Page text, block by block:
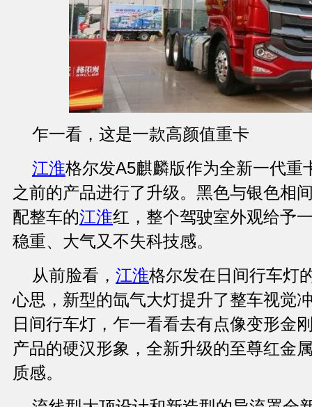
乍一看，这是一款高颜值重卡
江淮格尔发A5麒麟版作为全新一代重
之前的产品进行了升级。黑色与银色相
配整车的江淮红，整个驾驶室外观给予
稳重、大气又不失科技感。
从前脸看， 江淮格尔发在日间行车灯
心思，新型的氙气大灯提升了整车视觉
日间行车灯，乍一看看去有点像变形金
产品的硬汉形象，全新升级的至尊红金
质感。